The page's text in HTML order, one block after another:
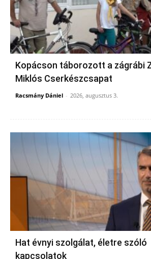
Kopácson táborozott a zágrábi
Miklós Cserkészcsapat
Racsmány Dániel - 2026, augusztus 3.
Hat évnyi szolgálat, életre szóló
kapcsolatok